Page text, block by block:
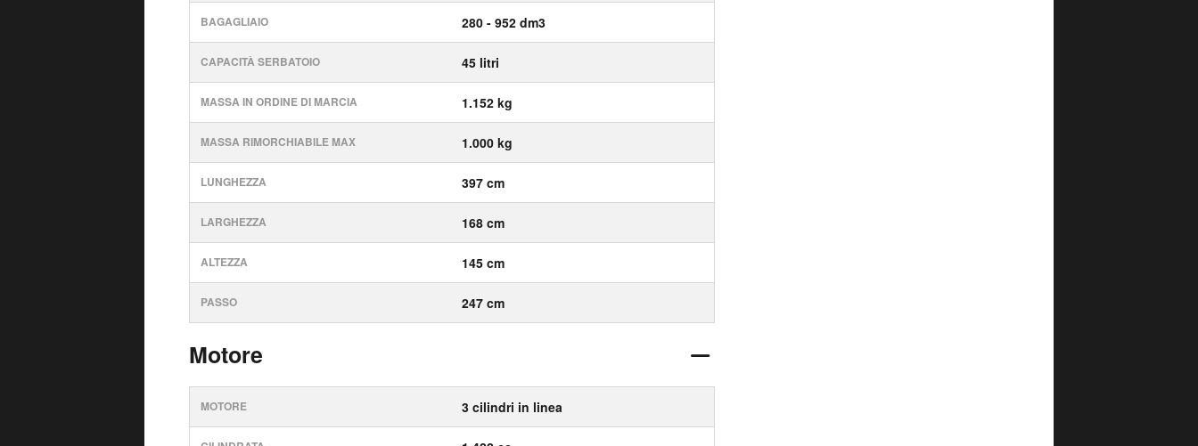
BAGAGLIAIO 280 - 952 dm3
CAPACITÀ SERBATOIO 45 litri
MASSA IN ORDINE DI MARCIA 1.152 kg
MASSA RIMORCHIABILE MAX 1.000 kg
LUNGHEZZA 397 cm
LARGHEZZA 168 cm
ALTEZZA 145 cm
PASSO 247 cm
Motore
MOTORE 3 cilindri in linea